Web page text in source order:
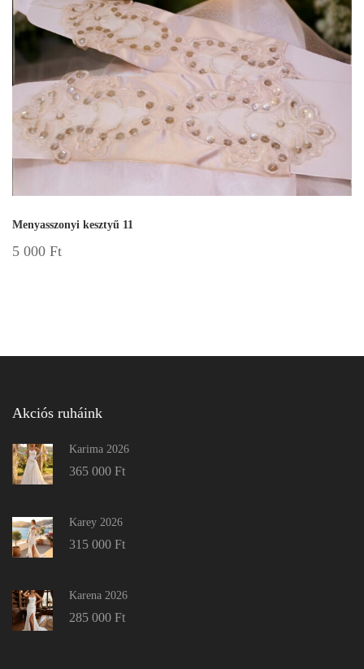
Menyasszonyi kesztyű 11
5 000 Ft
Akciós ruháink
Karima 2026
365 000 Ft
Karey 2026
315 000 Ft
Karena 2026
285 000 Ft